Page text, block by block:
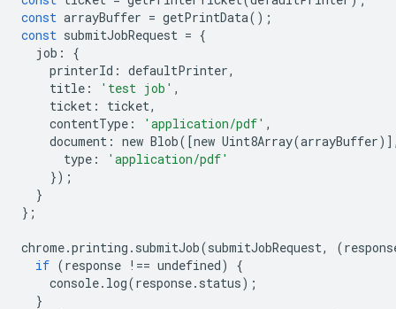
const arrayBuffer = getPrintData();
const submitJobRequest = {
job :
{
printerId : defaultPrinter,
title : 'test job' ,
ticket : ticket,
contentType : 'application/pdf' ,
document : new Blob([new Uint8Array(arrayBuffer
type :
'application/pdf'
});
}
};
chrome.printing . submitJob(submitJobRequest, (
if (response !== undefined)
{
console. log(response. status);
}